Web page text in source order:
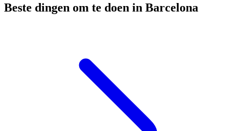
Beste dingen om te doen in Barcelona